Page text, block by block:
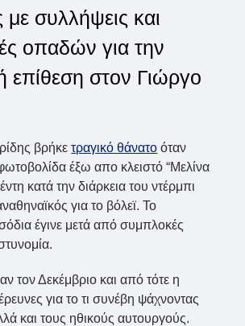
με συλλήψεις και
οπαδών για την
επίθεση στον Γιώργο
βρήκετραγικό θάνατο όταν
έξω απο κλειστό “Μελίνα
κατά την διάρκεια του ντέρμπι
για το βόλεϊ. Το
έγινε μετά από συμπλοκές
τον Δεκέμβριο και από τότε η
για το τι συνέβη ψάχνοντας
και τους ηθικούς αυτουργούς.